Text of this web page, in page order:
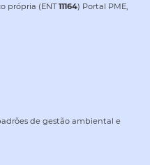
própria (ENT11164) Portal PME,
de gestão ambiental e